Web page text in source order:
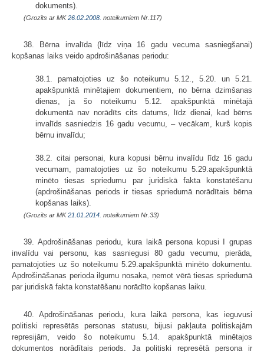
dokuments).
(Grozīts ar MK26.02.2008. noteikumiem Nr.117)
38. Bērna invalīda (līdz viņa 16 gadu vecuma sasniegšanai)
kopšanas laiks veido apdrošināšanas periodu:
38.1. pamatojoties uz šo noteikumu 5.12., 5.20. un 5.21.
apakšpunktā minētajiem dokumentiem, no bērna dzimšanas
dienas, ja šo noteikumu 5.12. apakšpunktā minētajā
dokumentā nav norādīts cits datums, līdz dienai, kad bērns
invalīds sasniedzis 16 gadu vecumu, – vecākam, kurš kopis
bērnu invalīdu;
38.2. citai personai, kura kopusi bērnu invalīdu līdz 16 gadu
vecumam, pamatojoties uz šo noteikumu 5.29.apakšpunktā
minēto tiesas spriedumu par juridiskā fakta konstatēšanu
(apdrošināšanas periods ir tiesas spriedumā norādītais bērna
kopšanas laiks).
(Grozīts ar MK21.01.2014. noteikumiem Nr.33)
39. Apdrošināšanas periodu, kura laikā persona kopusi I grupas
invalīdu vai personu, kas sasniegusi 80 gadu vecumu, pierāda,
pamatojoties uz šo noteikumu 5.29.apakšpunktā minēto dokumentu.
Apdrošināšanas perioda ilgumu nosaka, ņemot vērā tiesas spriedumā
par juridiskā fakta konstatēšanu norādīto kopšanas laiku.
40. Apdrošināšanas periodu, kura laikā persona, kas ieguvusi
politiski represētās personas statusu, bijusi pakļauta politiskajām
represijām, veido šo noteikumu 5.14. apakšpunktā minētajos
dokumentos norādītais periods. Ja politiski represētā persona ir